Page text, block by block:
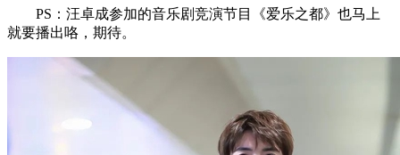
PS：汪卓成参加的音乐剧竞演节目《爱乐之都》也马上
就要播出咯，期待。